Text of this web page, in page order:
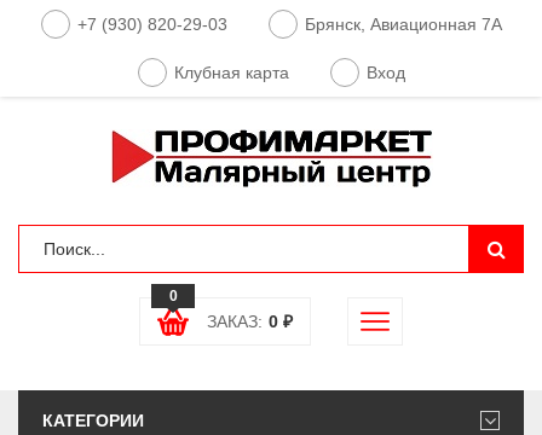
+7 (930) 820-29-03 Брянск, Авиационная 7А
Клубная карта Вход
0
ЗАКАЗ: 0 ₽
КАТЕГОРИИ